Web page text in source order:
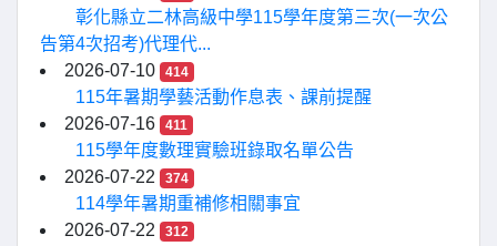
彰化縣立二林高級中學115學年度第三次(一次公
告第4次招考)代理代...
2026-07-10
414
115年暑期學藝活動作息表、課前提醒
2026-07-16
411
115學年度數理實驗班錄取名單公告
2026-07-22
374
114學年暑期重補修相關事宜
2026-07-22
312